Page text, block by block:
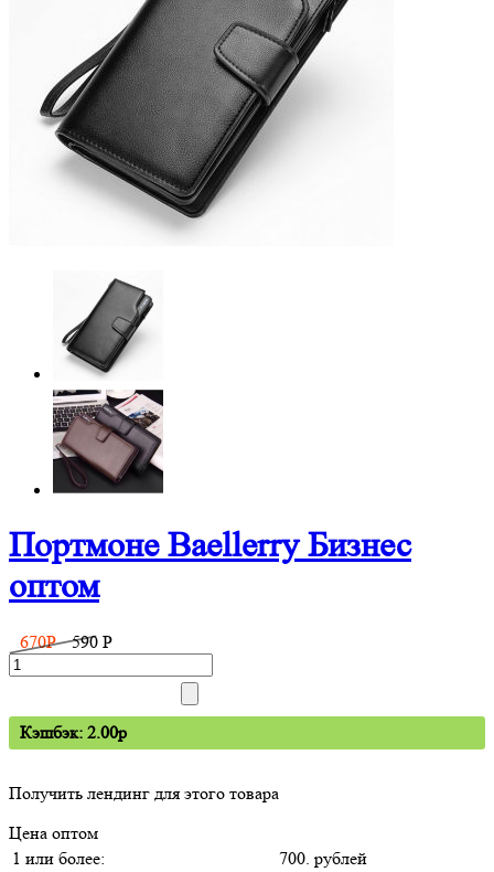
Портмоне Baellerry Бизнес
оптом
670P 590 P
Кэшбэк: 2.00p
Получить лендинг для этого товара
Цена оптом
1 или более:
700. рублей